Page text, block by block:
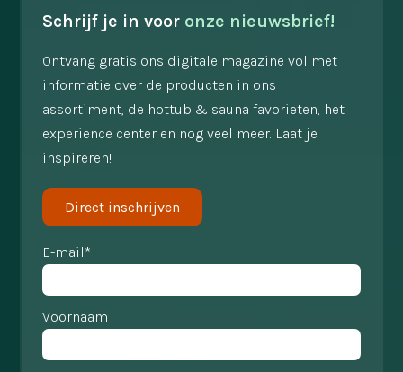
Schrijf je in voor onze nieuwsbrief!
Ontvang gratis ons digitale magazine vol met
informatie over de producten in ons
assortiment, de hottub & sauna favorieten, het
experience center en nog veel meer. Laat je
inspireren!
Direct inschrijven
E-mail*
Voornaam